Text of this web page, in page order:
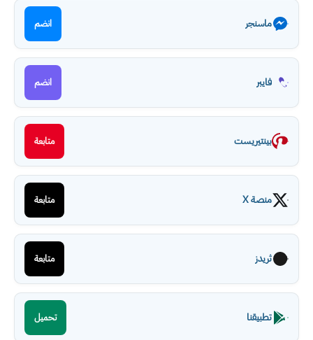
ماسنجر انضم
فايبر انضم
بينتيريست متابعة
منصة X متابعة
ثريدز متابعة
تطبيقنا تحميل